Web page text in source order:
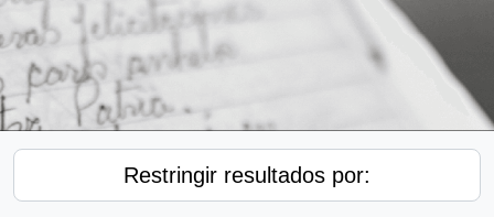
Restringir resultados por: